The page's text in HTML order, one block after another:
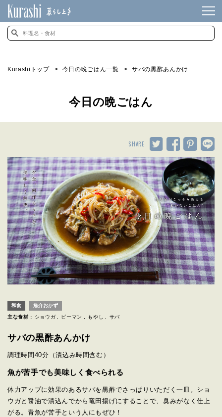
Kurashiトップ 今日の晩ごはん一覧 サバの黒酢あんかけ
今日の晩ごはん
SHARE
和食 魚介おかず
主な食材 : ショウガ ピーマン もやし サバ
サバの黒酢あんかけ
調理時間 40分 （漬込み時間含む）
魚が苦手でも美味しく食べられる
体力アップに効果のあるサバを黒酢でさっぱりいただく一皿。ショ
ウガと醤油で漬込んでから竜田揚げにすることで、臭みがなく仕上
がる。青魚が苦手という人にもぜひ！